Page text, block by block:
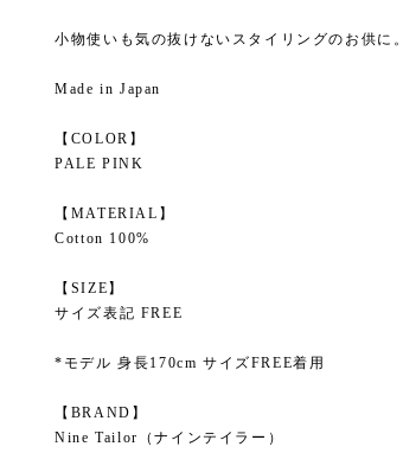
小物使いも気の抜けないスタイリングのお供に。
Made in Japan
【COLOR】
PALE PINK
【MATERIAL】
Cotton 100%
【SIZE】
サイズ表記 FREE
*モデル 身長170cm サイズFREE着用
【BRAND】
Nine Tailor（ナインテイラー）